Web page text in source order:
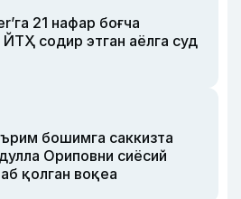
21 нафар боғча
содир этган аёлга суд
бошимга саккизта
Ориповни сиёсий
қолган воқеа